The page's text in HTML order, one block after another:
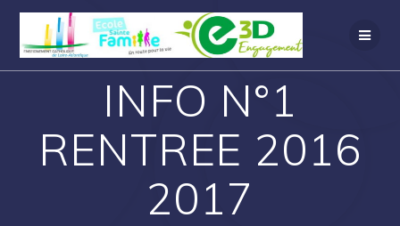
INFO N°1
RENTREE 2016
2017